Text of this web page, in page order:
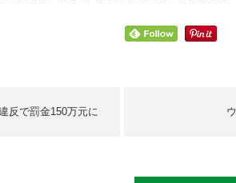
反で罰金150万元に